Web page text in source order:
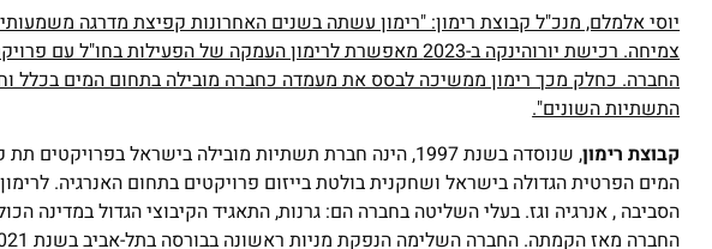
יוסי אלמלם, מנכ"ל קבוצת רימון: "רימון עשתה בשנים האחרונות קפיצת מדרגה
צמיחה. רכישת יורוהינקה ב-2023 מאפשרת לרימון העמקה של
החברה. כחלק מכך רימון ממשיכה לבסס את מעמדה כחברה מובילה בתחום המים בכלל
התשתיות השונים".
קבוצת רימון
, שנוסדה בשנת 1997, הינה חברת תשתיות מובילה בישראל
המים הפרטית הגדולה בישראל ושחקנית בולטת בייזום פרויקטים בתחום האנרגיה.
החברה מאז הקמתה. החברה השלימה הנפקת מניות ראשונה בבורסה בתל-אביב בשנת 2021.